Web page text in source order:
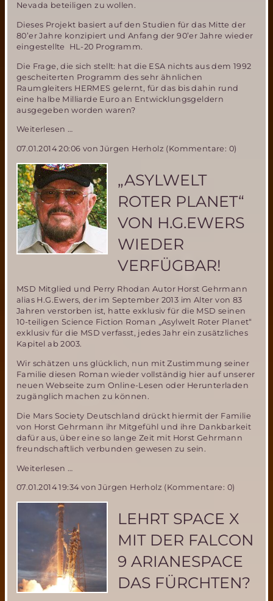
Nevada beteiligen zu wollen.
Dieses Projekt basiert auf den Studien für das Mitte der
80’er Jahre konzipiert und Anfang der 90’er Jahre wieder
eingestellte HL-20 Programm.
Die Frage, die sich stellt: hat die ESA nichts aus dem 1992
gescheiterten Programm des sehr ähnlichen
Raumgleiters HERMES gelernt, für das bis dahin rund
eine halbe Milliarde Euro an Entwicklungsgeldern
ausgegeben worden waren?
Weiterlesen …
DLR
beteiligen
sich
am
Raumgleiter
„Dream
Chaser“-
nichts
von
HERMES
07.01.2014 20:06 von Jürgen Herholz (Kommentare: 0)
„ASYLWELT
ROTER PLANET“
VON H.G.EWERS
WIEDER
VERFÜGBAR!
MSD Mitglied und Perry Rhodan Autor Horst Gehrmann
alias H.G.Ewers, der im September 2013 im Alter von 83
Jahren verstorben ist, hatte exklusiv für die MSD seinen
10-teiligen Science Fiction Roman „Asylwelt Roter Planet“
exklusiv für die MSD verfasst, jedes Jahr ein zusätzliches
Kapitel ab 2003.
Wir schätzen uns glücklich, nun mit Zustimmung seiner
Familie diesen Roman wieder vollständig hier auf unserer
neuen Webseite zum Online-Lesen oder Herunterladen
zugänglich machen zu können.
Die Mars Society Deutschland drückt hiermit der Familie
von Horst Gehrmann ihr Mitgefühl und ihre Dankbarkeit
dafür aus, über eine so lange Zeit mit Horst Gehrmann
freundschaftlich verbunden gewesen zu sein.
Weiterlesen …
Planet“
von
wieder
verfügbar!
07.01.2014 19:34von Jürgen Herholz (Kommentare: 0)
LEHRT SPACE X
MIT DER FALCON
9 ARIANESPACE
DAS FÜRCHTEN?